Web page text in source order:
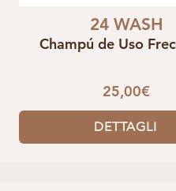
24 WASH
Champú de Uso
25,00€
DETTAGLI